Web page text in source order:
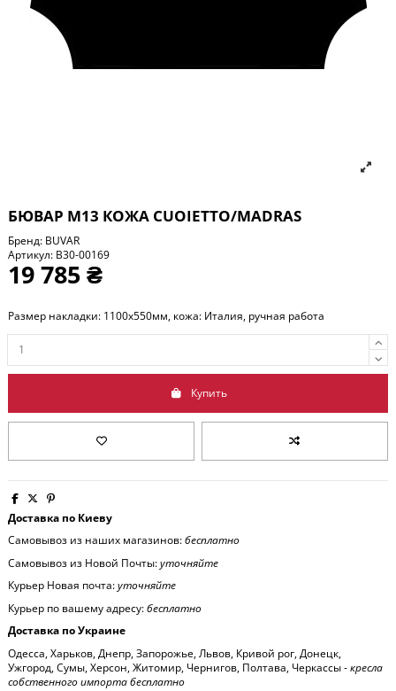
БЮВАР М13 КОЖА CUOIETTO/MADRAS
Бренд: BUVAR
Артикул: B30-00169
19 785 ₴
Размер накладки: 1100x550мм, кожа: Италия, ручная работа
Купить
Доставка по Киеву
Самовывоз из наших магазинов:бесплатно
Самовывоз из Новой Почты:уточняйте
Курьер Новая почта:уточняйте
Курьер по вашему адресу:бесплатно
Доставка по Украине
Одесса, Харьков, Днепр, Запорожье, Львов, Кривой рог, Донецк,
Ужгород, Сумы, Херсон, Житомир, Чернигов, Полтава, Черкассы -кресла
собственного импорта бесплатно